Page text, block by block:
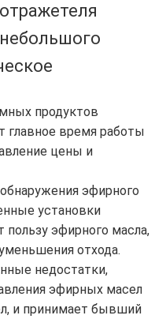
продуктов
главное время работы
цены и
эфирного
установки
эфирного масла,
отхода.
недостатки,
эфирных масел
и принимает бывший